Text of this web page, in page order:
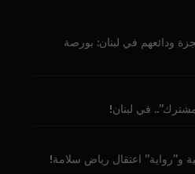
ودائعهم في لبنان: بورصة
في لبنان!
و”رواية” اعتقال رياض سلامة!